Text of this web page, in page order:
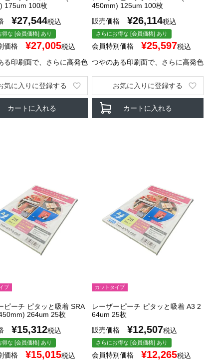
175um 100枚
¥27,544税込
得な [会員価格] あり
価格 ¥27,005税込
る印刷面で、さらに高発色
カートに入れる
気に入りに登録する
450mm) 125um 100枚
販売価格
¥26,114税込
さらにお得な [会員価格] あり
会員特別価格 ¥25,597税込
つやのある印刷面で、さらに高発色
カートに入れる
お気に入りに登録する
プ
ピーチ ピタッと吸着 SRA
264um 25枚
¥15,312税込
得な [会員価格] あり
価格 ¥15,015税込
カットタイプ
レーザーピーチ ピタッと吸着 A3 2
64um 25枚
販売価格
¥12,507税込
さらにお得な [会員価格] あり
会員特別価格 ¥12,265税込